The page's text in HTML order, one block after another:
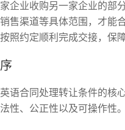
企业收购另一家企业的部
售渠道等具体范围，才能
照约定顺利完成交接，保
语合同处理转让条件的核
性、公正性以及可操作性。